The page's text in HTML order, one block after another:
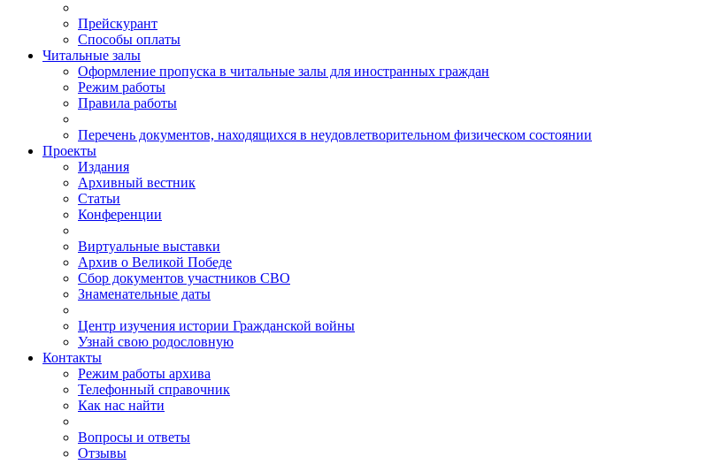
Прейскурант
Способы оплаты
Читальные залы
Оформление пропуска в читальные залы для иностранных граждан
Режим работы
Правила работы
Перечень документов, находящихся в неудовлетворительном физическом состоянии
Проекты
Издания
Архивный вестник
Статьи
Конференции
Виртуальные выставки
Архив о Великой Победе
Сбор документов участников СВО
Знаменательные даты
Центр изучения истории Гражданской войны
Узнай свою родословную
Контакты
Режим работы архива
Телефонный справочник
Как нас найти
Вопросы и ответы
Отзывы